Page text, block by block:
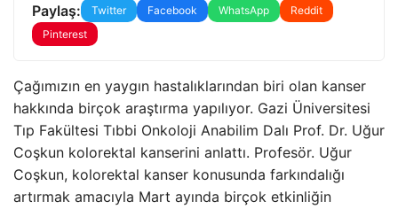
Paylaş: Twitter Facebook WhatsApp
Reddit
Pinterest
Çağımızın en yaygın hastalıklarından biri olan kanser
hakkında birçok araştırma yapılıyor. Gazi Üniversitesi
Tıp Fakültesi Tıbbi Onkoloji Anabilim Dalı Prof. Dr. Uğur
Coşkun kolorektal kanserini anlattı. Profesör. Uğur
Coşkun, kolorektal kanser konusunda farkındalığı
artırmak amacıyla Mart ayında birçok etkinliğin